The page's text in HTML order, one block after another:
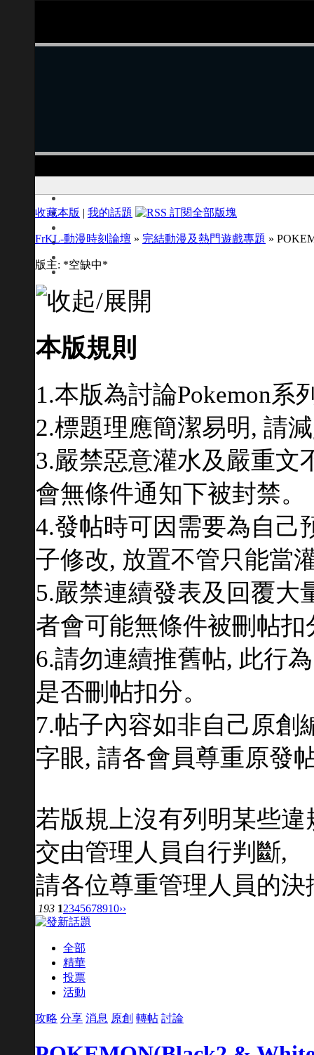
收藏本版 | 我的話題
FrKL-動漫時刻論壇 » 完結動漫及熱門遊戲專題 »
版主: *空缺中*
本版規則
1.本版為討論Pokemon系
2.標題理應簡潔易明, 請
3.嚴禁惡意灌水及嚴重文
會無條件通知下被封禁。
4.發帖時可因需要為自己
子修改, 放置不管只能當
5.嚴禁連續發表及回覆大
者會可能無條件被刪帖扣
6.請勿連續推舊帖, 此行
是否刪帖扣分。
7.帖子內容如非自己原創
字眼, 請各會員尊重原發
若版規上沒有列明某些
交由管理人員自行判斷,
請各位尊重管理人員的決
193 12345678910››
全部
精華
投票
活動
攻略 分享 消息 原創 轉帖 討論